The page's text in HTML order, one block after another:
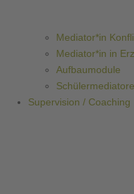
Mediator*in
Mediator*in in
Aufbaumodule
Supervision / Coaching